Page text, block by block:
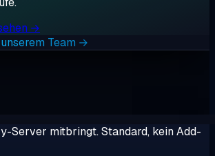
→
Team →
Server mitbringt. Standard, kein Add-